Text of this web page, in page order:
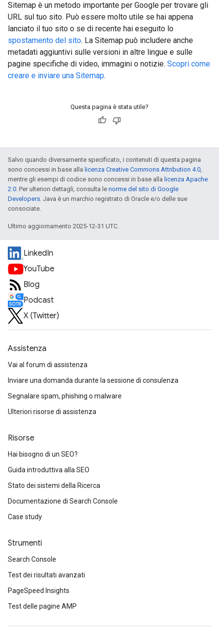
Sitemap è un metodo importante per Google per trovare gli
URL sul tuo sito. Può essere molto utile se hai appena
lanciato il tuo sito o se di recente hai eseguito lo
spostamento del sito. La Sitemap può includere anche
metadati aggiuntivi sulle versioni in altre lingue e sulle
pagine specifiche di video, immagini o notizie. Scopri come
creare e inviare una Sitemap.
Questa pagina è stata utile?
Salvo quando diversamente specificato, i contenuti di questa pagina
sono concessi in base alla licenza Creative Commons Attribution 4.0,
mentre gli esempi di codice sono concessi in base alla licenza Apache
2.0. Per ulteriori dettagli, consulta le norme del sito di Google
Developers. Java è un marchio registrato di Oracle e/o delle sue
consociate.
Ultimo aggiornamento 2025-12-31 UTC.
LinkedIn
YouTube
Blog
Podcast
X (Twitter)
Assistenza
Vai al forum di assistenza
Inviare una domanda durante la sessione di consulenza
Segnalare spam, phishing o malware
Ulteriori risorse di assistenza
Risorse
Hai bisogno di un SEO?
Guida introduttiva alla SEO
Stato dei sistemi della Ricerca
Documentazione di Search Console
Case study
Strumenti
Search Console
Test dei risultati avanzati
PageSpeed Insights
Test delle pagine AMP